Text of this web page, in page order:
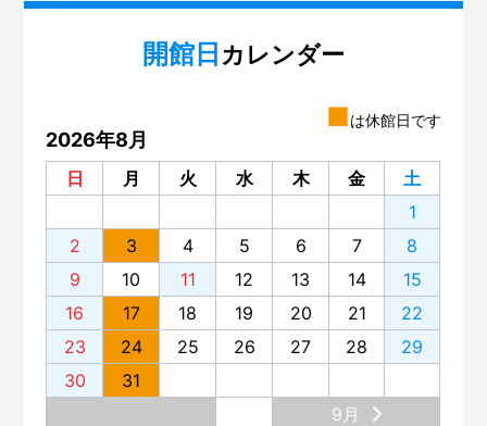
開館日カレンダー
■は休館日です
2026年8月
日 月 火 水 木 金
土
1
2
3 4 5 6 7
8
9
10 11 12 13 14
15
16
17 18 19 20 21
22
23
24 25 26 27 28
29
30
31
9月